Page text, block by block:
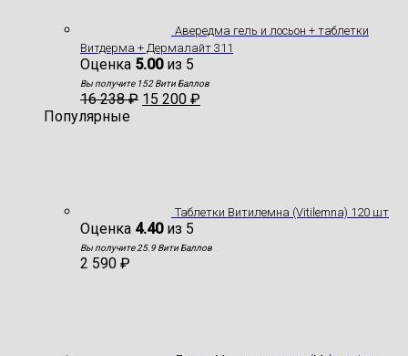
Авередма гель и лосьон + таблетки
Витдерма + Дермалайт 311
Оценка 5.00из 5
Вы получите 152 Вити Баллов
16 238₽ 15 200 ₽
Популярные
Таблетки Витилемна (Vitilemna) 120 шт
Оценка 4.40из 5
Вы получите 25.9 Вити Баллов
2 590 ₽